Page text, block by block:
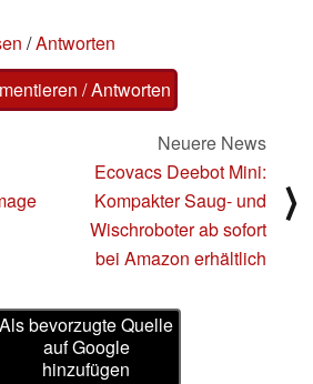
/Antworten
/ Antworten
Neuere News
Ecovacs Deebot Mini:
Kompakter Saug- und
Wischroboter ab sofort
bei Amazon erhältlich
⟩
Als bevorzugte Quelle
auf Google
hinzufügen